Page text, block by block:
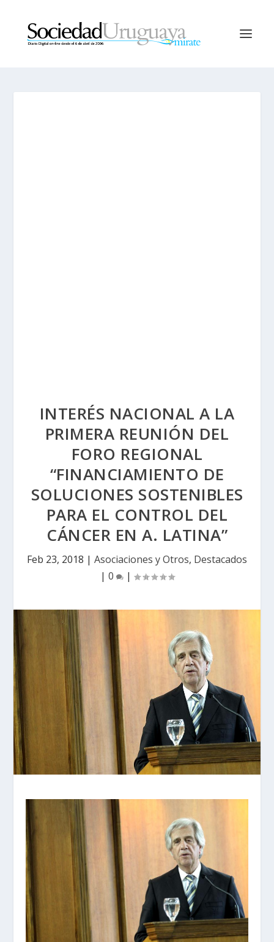
INTERÉS NACIONAL A LA
PRIMERA REUNIÓN DEL
FORO REGIONAL
“FINANCIAMIENTO DE
SOLUCIONES SOSTENIBLES
PARA EL CONTROL DEL
CÁNCER EN A. LATINA”
Feb 23, 2018 | Asociaciones y Otros, Destacados
| 0 |